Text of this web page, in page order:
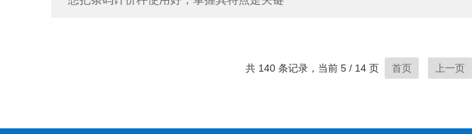
共 140 条记录，当前 5 / 14 页 首页 上一页